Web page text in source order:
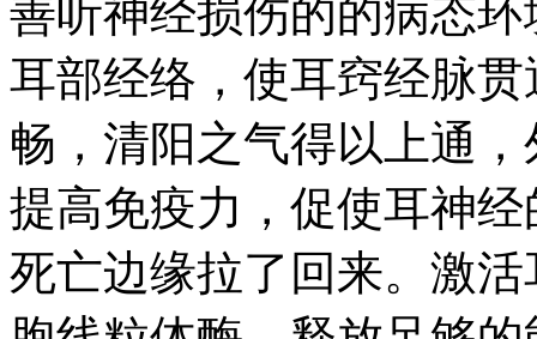
善听神经损伤的的病态
耳部经络，使耳窍经脉
畅，清阳之气得以上通
提高免疫力，促使耳神
死亡边缘拉了回来。激